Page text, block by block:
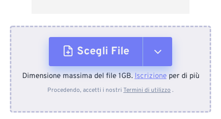
Scegli File
Dal dispositivo
Dimensione massima del file 1GB.Iscrizioneper di più
Procedendo, accetti i nostri Termini di utilizzo .